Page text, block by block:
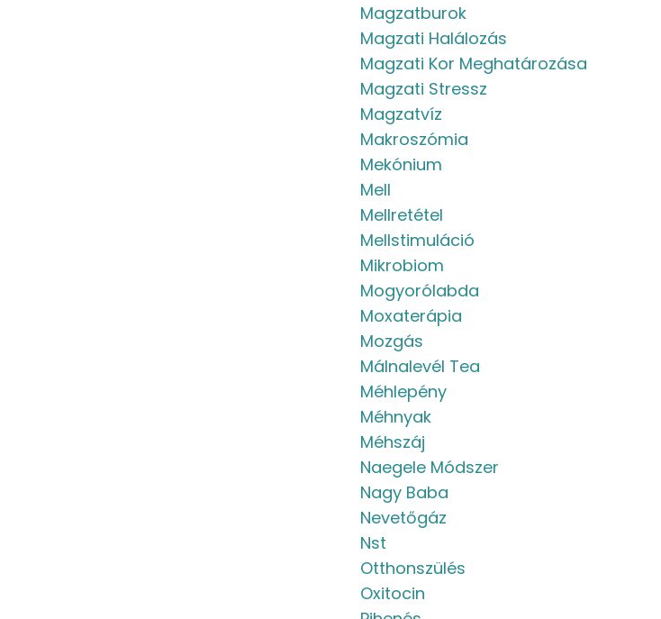
Magzatburok
Magzati Halálozás
Magzati Kor Meghatározása
Magzati Stressz
Magzatvíz
Makroszómia
Mekónium
Mell
Mellretétel
Mellstimuláció
Mikrobiom
Mogyorólabda
Moxaterápia
Mozgás
Málnalevél Tea
Méhlepény
Méhnyak
Méhszáj
Naegele Módszer
Nagy Baba
Nevetőgáz
Nst
Otthonszülés
Oxitocin